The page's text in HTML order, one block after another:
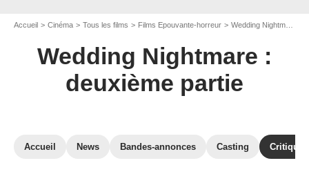
Accueil Cinéma Tous les films Films Epouvante-horreur Wedding Nightmare : deuxième partie
Wedding Nightmare :
deuxième partie
Accueil News Bandes-annonces Casting